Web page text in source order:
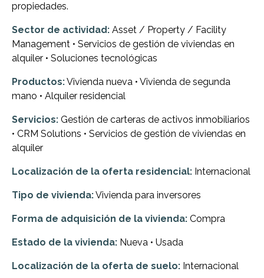
propiedades.
Sector de actividad: Asset / Property / Facility
Management • Servicios de gestión de viviendas en
alquiler • Soluciones tecnológicas
Productos:Vivienda nueva • Vivienda de segunda
mano • Alquiler residencial
Servicios: Gestión de carteras de activos inmobiliarios
• CRM Solutions • Servicios de gestión de viviendas en
alquiler
Localización de la oferta residencial: Internacional
Tipo de vivienda:Vivienda para inversores
Forma de adquisición de la vivienda: Compra
Estado de la vivienda: Nueva • Usada
Localización de la oferta de suelo: Internacional